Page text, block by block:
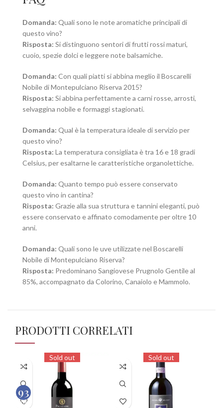
Domanda: Quali sono le note aromatiche principali di
questo vino?
Risposta: Si distinguono sentori di frutti rossi maturi,
cuoio, spezie dolci e leggere note balsamiche.
Domanda: Con quali piatti si abbina meglio il Boscarelli
Nobile di Montepulciano Riserva 2015?
Risposta: Si abbina perfettamente a carni rosse, arrosti,
selvaggina nobile e formaggi stagionati.
Domanda: Qual è la temperatura ideale di servizio per
questo vino?
Risposta: La temperatura consigliata è tra 16 e 18 gradi
Celsius, per esaltarne le caratteristiche organolettiche.
Domanda: Quanto tempo può essere conservato
questo vino in cantina?
Risposta: Grazie alla sua struttura e tannini eleganti, può
essere conservato e affinato comodamente per oltre 10
anni.
Domanda: Quali sono le uve utilizzate nel Boscarelli
Nobile di Montepulciano Riserva?
Risposta: Predominano Sangiovese Prugnolo Gentile al
85%, accompagnato da Colorino, Canaiolo e Mammolo.
PRODOTTI CORRELATI
Sold out Sold out
93
100